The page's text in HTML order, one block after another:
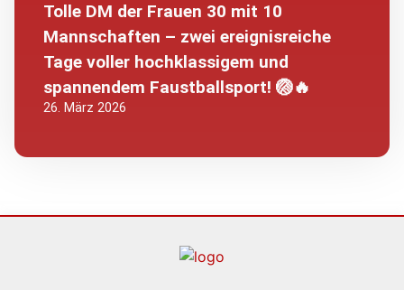
Tolle DM der Frauen 30 mit 10
Mannschaften – zwei ereignisreiche
Tage voller hochklassigem und
spannendem Faustballsport! 🏐🔥
26. März 2026